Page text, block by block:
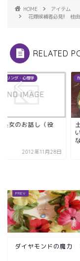
HOME
アイテム
花嫁候補者必見!! 桂
RELATED
セリング・心理学
長女のお話し（役
2012年11月28日
ダイヤモンドの魔力